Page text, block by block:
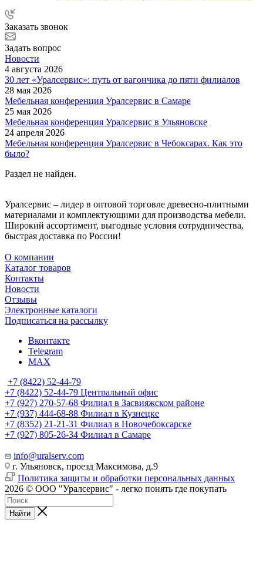
Заказать звонок
Задать вопрос
Новости
4 августа 2026
30 лет «Уралсервис»: путь от вагончика до пяти филиалов
28 мая 2026
Мебельная конференция Уралсервис в Самаре
25 мая 2026
Мебельная конференция Уралсервис в Ульяновске
24 апреля 2026
Мебельная конференция Уралсервис в Чебоксарах. Как это
было?
Раздел не найден.
Уралсервис – лидер в оптовой торговле древесно-плитными
материалами и комплектующими для производства мебели.
Широкий ассортимент, выгодные условия сотрудничества,
быстрая доставка по России!
О компании
Каталог товаров
Контакты
Новости
Отзывы
Электронные каталоги
Подписаться на рассылку
Вконтакте
Telegram
MAX
+7 (8422) 52-44-79
+7 (8422) 52-44-79 Центральный офис
+7 (927) 270-57-68 Филиал в Засвияжском районе
+7 (937) 444-68-88 Филиал в Кузнецке
+7 (8352) 21-21-31 Филиал в Новочебоксарске
+7 (927) 805-26-34 Филиал в Самаре
info@uralserv.com
г. Ульяновск, проезд Максимова, д.9
Политика защиты и обработки персональных данных
2026 © ООО "Уралсервис" - легко понять где покупать
Найти